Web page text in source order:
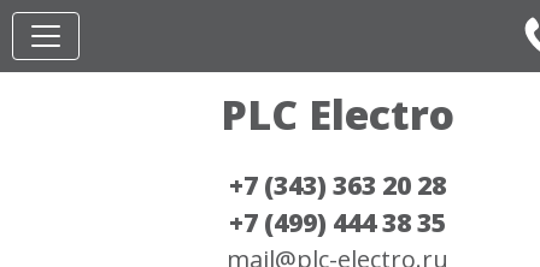
PLC Electro
+7 (343) 363 20 28
+7 (499) 444 38 35
mail@plc-electro.ru